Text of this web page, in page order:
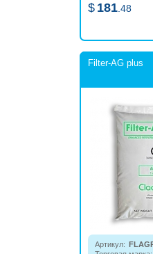
$ 181 .48
Filter-AG plus
Артикул: